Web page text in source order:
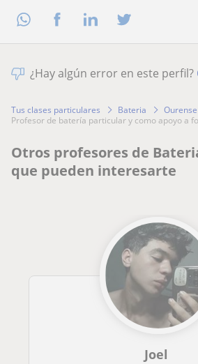
¿Hay algún error en este perfil?
Tus clases particulares Bateria
Ourense
profesor de batería particular y como apoyo a
Otros profesores de
que pueden interesarte
Joel